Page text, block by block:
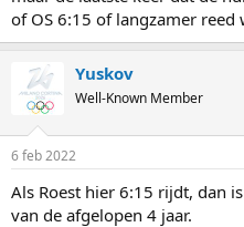
of OS 6:15 of langzamer reed
Yuskov
Well-Known Member
6 feb 2022
Als Roest hier 6:15 rijdt, dan
van de afgelopen 4 jaar.